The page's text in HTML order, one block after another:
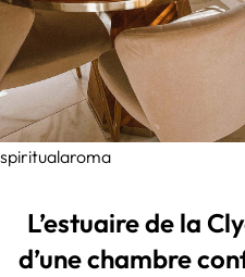
spiritualaroma
L’estuaire de la
d’une chambre